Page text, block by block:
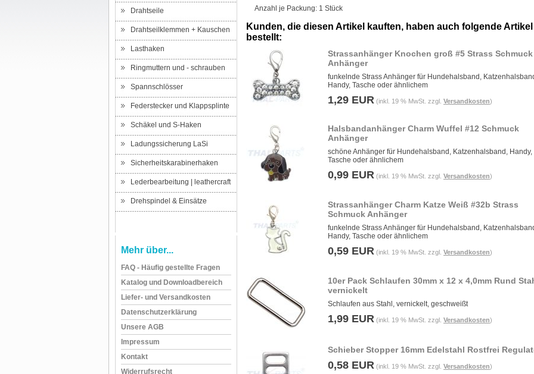
Drahtseile
Drahtseilklemmen + Kauschen
Lasthaken
Ringmuttern und - schrauben
Spannschlösser
Federstecker und Klappsplinte
Schäkel und S-Haken
Ladungssicherung LaSi
Sicherheitskarabinerhaken
Lederbearbeitung | leathercraft
Drehspindel & Einsätze
Mehr über...
FAQ - Häufig gestellte Fragen
Katalog und Downloadbereich
Liefer- und Versandkosten
Datenschutzerklärung
Unsere AGB
Impressum
Kontakt
Widerrufsrecht
Anzahl je Packung: 1 Stück
Kunden, die diesen Artikel kauften, haben auch folgende Artikel
bestellt:
Strassanhänger Knochen groß #5 Strass Schmuck
Anhänger
funkelnde Strass Anhänger für Hundehalsband,
Handy, Tasche oder ähnlichem
1,29 EUR (inkl. 19 % MwSt. zzgl. Versandkosten)
Halsbandanhänger Charm Wuffel #12 Schmuck
Anhänger
schöne Anhänger für Hundehalsband, Katzenhalsband, Handy,
Tasche oder ähnlichem
0,99 EUR (inkl. 19 % MwSt. zzgl. Versandkosten)
Strassanhänger Charm Katze Weiß #32b Strass
Schmuck Anhänger
funkelnde Strass Anhänger für Hundehalsband,
Handy, Tasche oder ähnlichem
0,59 EUR (inkl. 19 % MwSt. zzgl. Versandkosten)
10er Pack Schlaufen 30mm x 12 x 4,0mm Rund
vernickelt
Schlaufen aus Stahl, vernickelt, geschweißt
1,99 EUR (inkl. 19 % MwSt. zzgl. Versandkosten)
Schieber Stopper 16mm Edelstahl Rostfrei
0,58 EUR (inkl. 19 % MwSt. zzgl. Versandkosten)